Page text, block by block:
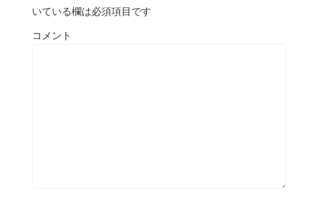
いている欄は必須項目です
コメント